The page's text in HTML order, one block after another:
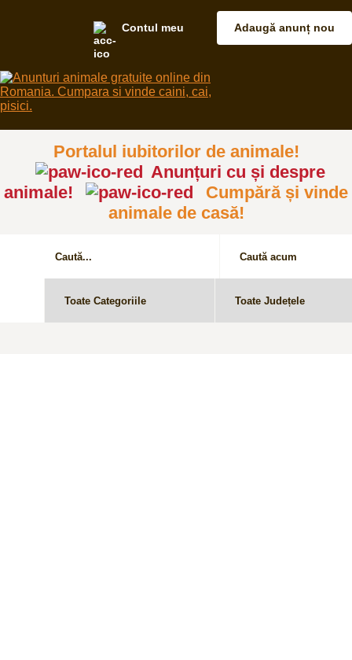
Contul meu Adaugă anunț nou
Portalul iubitorilor de animale!
Anunțuri cu și despre
animale!
Cumpără și vinde
animale de casă!